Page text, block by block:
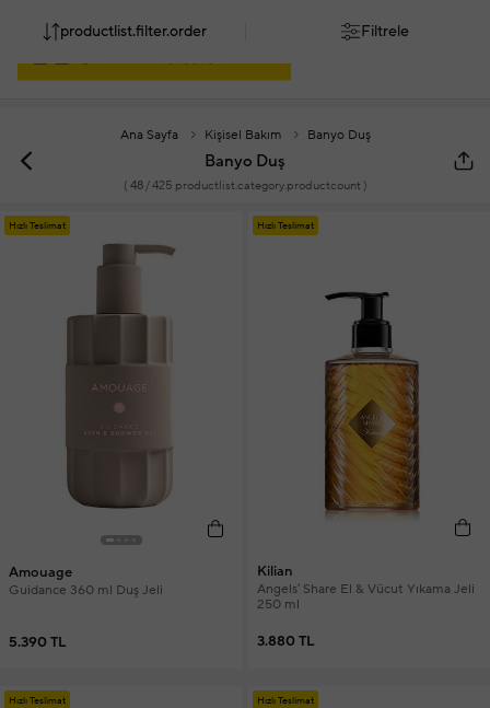
Ana Sayfa Kişisel Bakım Banyo Duş
Banyo Duş
( 48/ 425 productlist.category.productcount )
productlist.filter.order Filtrele
Hızlı Teslimat
Amouage
Guidance 360 ml Duş Jeli
5.390 TL
Hızlı Teslimat
Kilian
Angels' Share El & Vücut Yıkama Jeli
250 ml
3.880 TL
Hızlı Teslimat Hızlı Teslimat